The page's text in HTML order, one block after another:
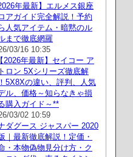
2026年最新】エルメス銀座
アガイド完全解説！予約
人気アイテム・暗黙のル
まで徹底網羅
03/16 10:35
2026年最新】セイコー ア
ロン 5Xシリーズ徹底解
5X8Xの違い、評判、人気
ル、価格～知らなきゃ損
購入ガイド～**
03/02 10:59
ダグース ジャスパー 2020
｜最新徹底解説！定価・
・本物偽物見分け方・ク